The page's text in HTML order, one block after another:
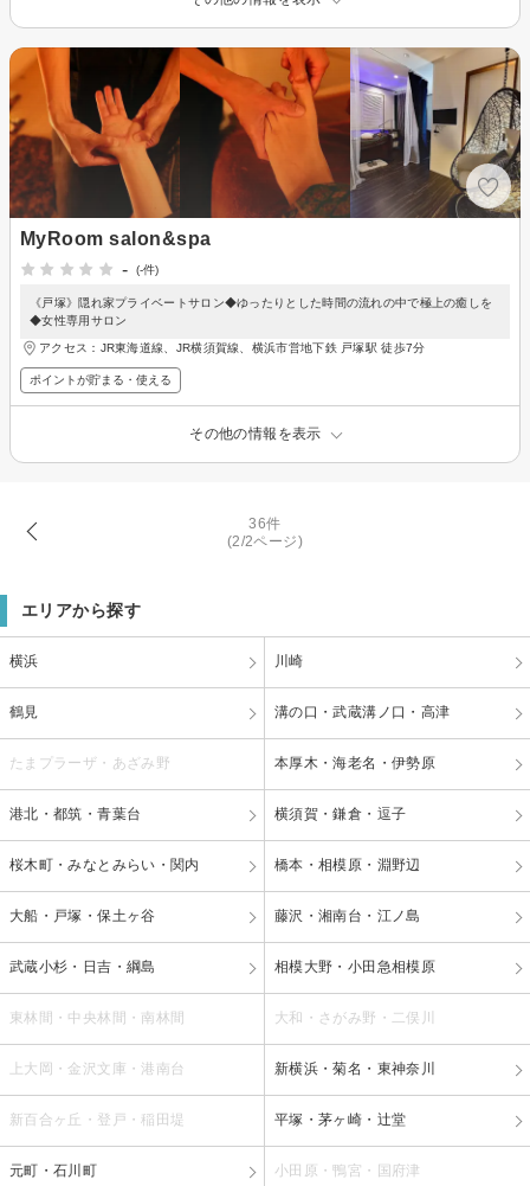
MyRoom salon&spa
-
(-件)
《戸塚》隠れ家プライベートサロン◆ゆったりとした時間の流れの中で極上の癒しを
◆女性専用サロン
アクセス：JR東海道線、JR横須賀線、横浜市営地下鉄 戸塚駅 徒歩7分
ポイントが貯まる・使える
その他の情報を表示
36件
(2/2ページ)
エリアから探す
横浜 川崎
鶴見 溝の口・武蔵溝ノ口・高津
たまプラーザ・あざみ野 本厚木・海老名・伊勢原
港北・都筑・青葉台 横須賀・鎌倉・逗子
桜木町・みなとみらい・関内 橋本・相模原・淵野辺
大船・戸塚・保土ヶ谷 藤沢・湘南台・江ノ島
武蔵小杉・日吉・綱島 相模大野・小田急相模原
東林間・中央林間・南林間 大和・さがみ野・二俣川
上大岡・金沢文庫・港南台 新横浜・菊名・東神奈川
新百合ヶ丘・登戸・稲田堤 平塚・茅ヶ崎・辻堂
元町・石川町 小田原・鴨宮・国府津